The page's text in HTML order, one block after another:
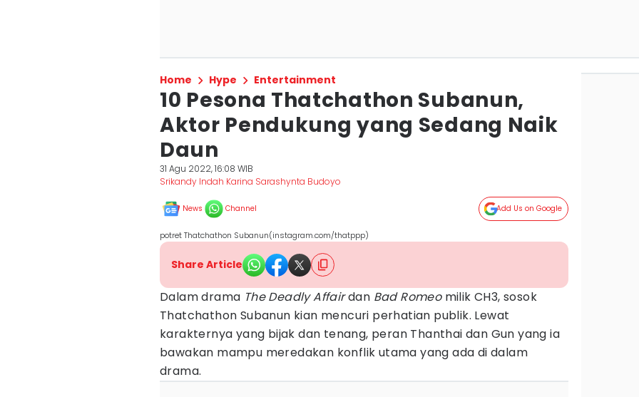
Home Hype Entertainment
10 Pesona Thatchathon Subanun,
Aktor Pendukung yang Sedang Naik
Daun
31 Agu 2022, 16:08 WIB
Srikandy Indah Karina Sarashynta Budoyo
News Channel Add Us on Google
potret Thatchathon Subanun(instagram.com/thatppp)
Share Article
Dalam drama The Deadly Affairdan Bad Romeomilik CH3, sosok
Thatchathon Subanun kian mencuri perhatian publik. Lewat
karakternya yang bijak dan tenang, peran Thanthai dan Gun yang ia
bawakan mampu meredakan konflik utama yang ada di dalam
drama.